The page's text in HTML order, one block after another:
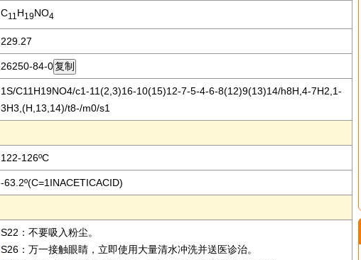
C11 H19NO4
229.27
26250-84-0
1S/C11H19NO4/c1-11(2,3)16-10(15)12-7-5-4-6-8(12)9(13)14/h8H,4-7H2,1-
3H3,(H,13,14)/t8-/m0/s1
122-126ºC
-63.2º(C=1INACETICACID)
S22：不要吸入粉尘。
S26：万一接触眼睛，立即使用大量清水冲洗并送医诊治。